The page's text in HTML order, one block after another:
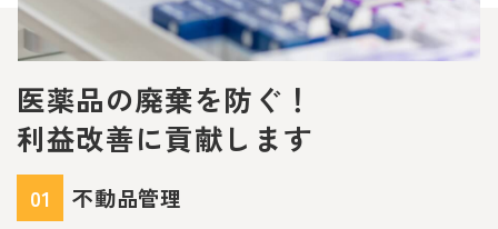
医薬品の廃棄を防ぐ！
利益改善に貢献します
01 不動品管理